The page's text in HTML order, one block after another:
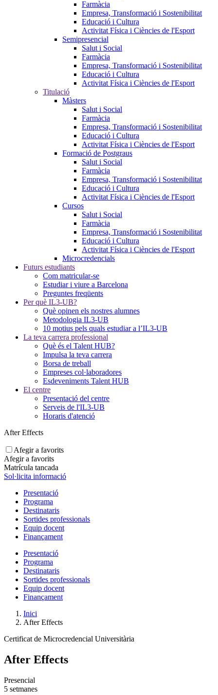
Farmàcia
Empresa, Transformació i Sostenibilitat
Educació i Cultura
Activitat Física i Ciències de l'Esport
Semipresencial
Salut i Social
Farmàcia
Empresa, Transformació i Sostenibilitat
Educació i Cultura
Activitat Física i Ciències de l'Esport
Titulació
Màsters
Salut i Social
Farmàcia
Empresa, Transformació i Sostenibilitat
Educació i Cultura
Activitat Física i Ciències de l'Esport
Formació de Postgraus
Salut i Social
Farmàcia
Empresa, Transformació i Sostenibilitat
Educació i Cultura
Activitat Física i Ciències de l'Esport
Cursos
Salut i Social
Farmàcia
Empresa, Transformació i Sostenibilitat
Educació i Cultura
Activitat Física i Ciències de l'Esport
Microcredencials
Futurs estudiants
Com matricular-se
Estudiar i viure a Barcelona
Preguntes freqüents
Per què IL3-UB?
Què opinen els nostres alumnes
Metodologia IL3-UB
10 motius pels quals estudiar a l’IL3-UB
La teva carrera professional
Què és el Talent HUB?
Impulsa la teva carrera
Borsa de treball
Empreses col·laboradores
Esdeveniments Talent HUB
El centre
Presentació del centre
Serveis de l'IL3-UB
Horaris d'atenció
After Effects
Afegir a favorits
Afegir a favorits
Matrícula tancada
Sol·licita informació
Presentació
Programa
Destinataris
Sortides professionals
Equip docent
Finançament
Presentació
Programa
Destinataris
Sortides professionals
Equip docent
Finançament
Inici
After Effects
Certificat de Microcredencial Universitària
After Effects
Presencial
5 setmanes